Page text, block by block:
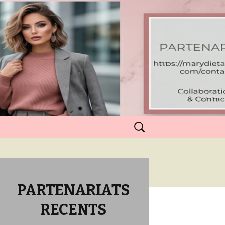
Rechercher :
PARTENARIATS
RECENTS